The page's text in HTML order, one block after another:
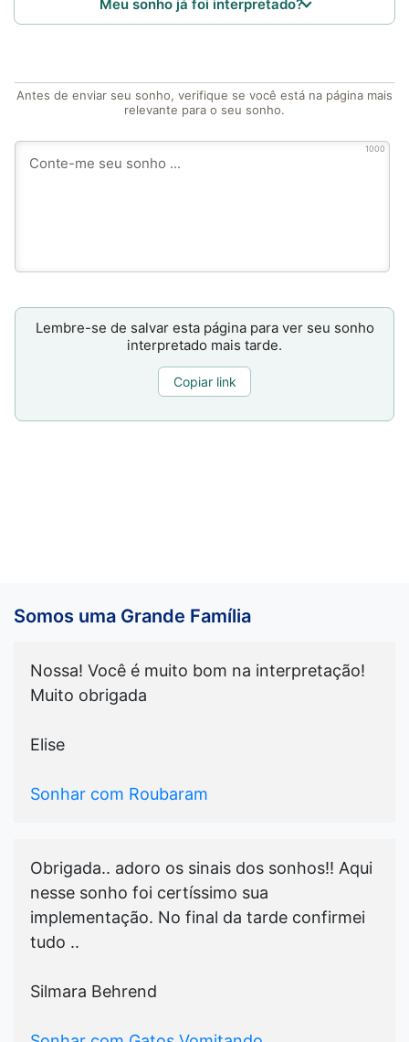
Meu sonho já foi interpretado?
Antes de enviar seu sonho, verifique se você está na página mais
relevante para o seu sonho.
1000
Lembre-se de salvar esta página para ver seu sonho
interpretado mais tarde.
Copiar link
Somos uma Grande Família
Nossa! Você é muito bom na interpretação!
Muito obrigada
Elise
Sonhar com Roubaram
Obrigada.. adoro os sinais dos sonhos!! Aqui
nesse sonho foi certíssimo sua
implementação. No final da tarde confirmei
tudo ..
Silmara Behrend